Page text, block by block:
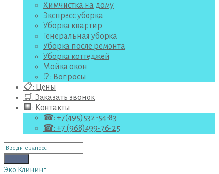
Химчистка на дому
Экспресс уборка
Уборка квартир
Генеральная уборка
Уборка после ремонта
Уборка коттеджей
Мойка окон
⁉ : Вопросы
📋: Цены
🛒: Заказать звонок
🏢: Контакты
☎: +7(495)532-54-83
☎: +7 (968)499-76-25
Поиск
для:
Эко Клининг